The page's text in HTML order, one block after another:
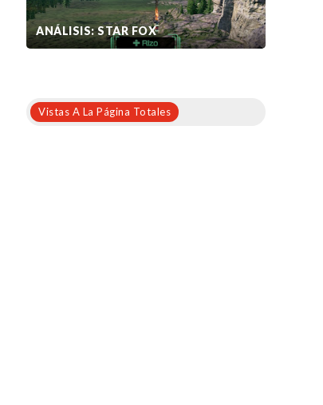
ANÁLISIS: STAR FOX
Vistas A La Página Totales